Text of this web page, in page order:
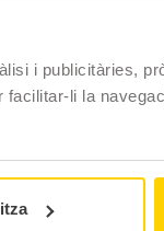
i publicitàries,
li la
Estiu
No